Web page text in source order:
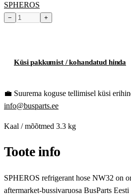
SPHEROS
− +
Küsi pakkumist / kohandatud hinda
💼 Suurema koguse tellimisel küsi
info@busparts.ee
Kaal / mõõtmed 3.3 kg
Toote info
SPHEROS refrigerant hose NW32 on
aftermarket-bussivaruosa BusParts